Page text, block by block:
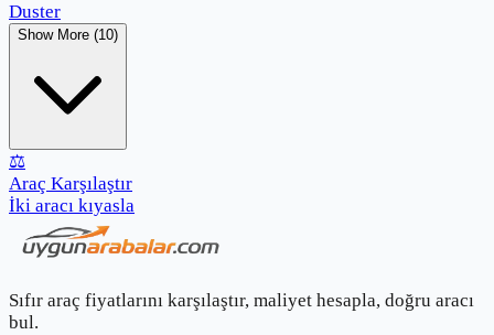
Duster
Show More (10)
⚖️
Araç Karşılaştır
İki aracı kıyasla
Sıfır araç fiyatlarını karşılaştır, maliyet hesapla, doğru aracı
bul.